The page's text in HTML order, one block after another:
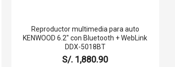
Reproductor multimedia para auto
KENWOOD 6.2" con Bluetooth + WebLink
DDX-5018BT
S/. 1,880.90